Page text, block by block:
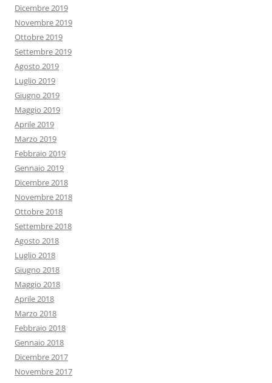
Dicembre 2019
Novembre 2019
Ottobre 2019
Settembre 2019
Agosto 2019
Luglio 2019
Giugno 2019
Maggio 2019
Aprile 2019
Marzo 2019
Febbraio 2019
Gennaio 2019
Dicembre 2018
Novembre 2018
Ottobre 2018
Settembre 2018
Agosto 2018
Luglio 2018
Giugno 2018
Maggio 2018
Aprile 2018
Marzo 2018
Febbraio 2018
Gennaio 2018
Dicembre 2017
Novembre 2017